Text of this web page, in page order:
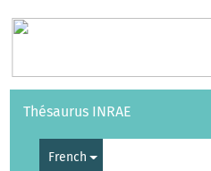
Vocabularies API
Thésaurus INRAE
French